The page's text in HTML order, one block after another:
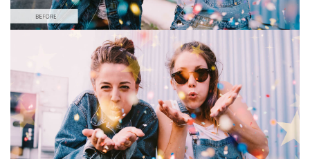
请选择
Free Sparkle Overlay #6
Sparkle Effect